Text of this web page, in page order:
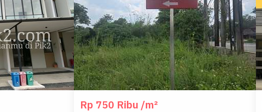
Rp 750 Ribu /m²